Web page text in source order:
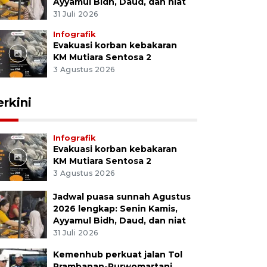
31 Juli 2026
Infografik
Evakuasi korban kebakaran
KM Mutiara Sentosa 2
3 Agustus 2026
Infografik
Evakuasi korban kebakaran
KM Mutiara Sentosa 2
3 Agustus 2026
Jadwal puasa sunnah Agustus
2026 lengkap: Senin Kamis,
Ayyamul Bidh, Daud, dan niat
31 Juli 2026
Kemenhub perkuat jalan Tol